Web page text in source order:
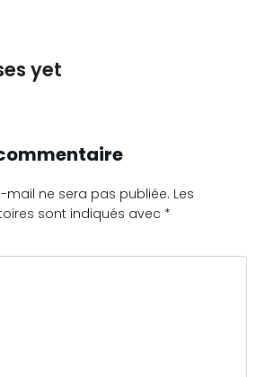
yet
mail ne sera pas publiée. Les
sont indiqués avec *